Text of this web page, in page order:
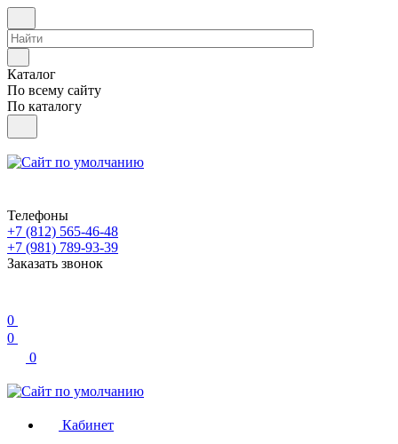
Каталог
По всему сайту
По каталогу
Телефоны
+7 (812) 565-46-48
+7 (981) 789-93-39
Заказать звонок
0
0
0
Кабинет